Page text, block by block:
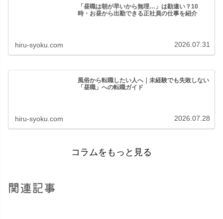
「昼職は朝が早いから無理…」は勘違い？10
時・お昼から出勤できる正社員の仕事を紹介
hiru-syoku.com 2026.07.31
風俗から転職したい人へ｜未経験でも失敗しない
「昼職」への転職ガイド
hiru-syoku.com 2026.07.28
コラムをもっと見る
関連記事